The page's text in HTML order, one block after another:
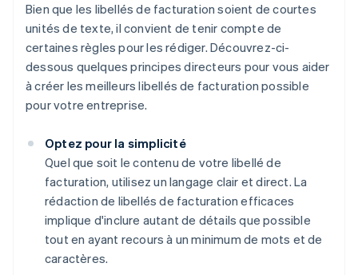
Bien que les libellés de facturation soient de courtes
unités de texte, il convient de tenir compte de
certaines règles pour les rédiger. Découvrez-ci-
dessous quelques principes directeurs pour vous aider
à créer les meilleurs libellés de facturation possible
pour votre entreprise.
Optez pour la simplicité
Quel que soit le contenu de votre libellé de
facturation, utilisez un langage clair et direct. La
rédaction de libellés de facturation efficaces
implique d'inclure autant de détails que possible
tout en ayant recours à un minimum de mots et de
caractères.